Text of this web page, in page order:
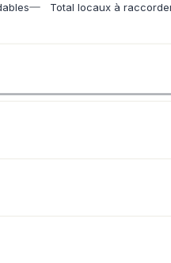
Total locaux à